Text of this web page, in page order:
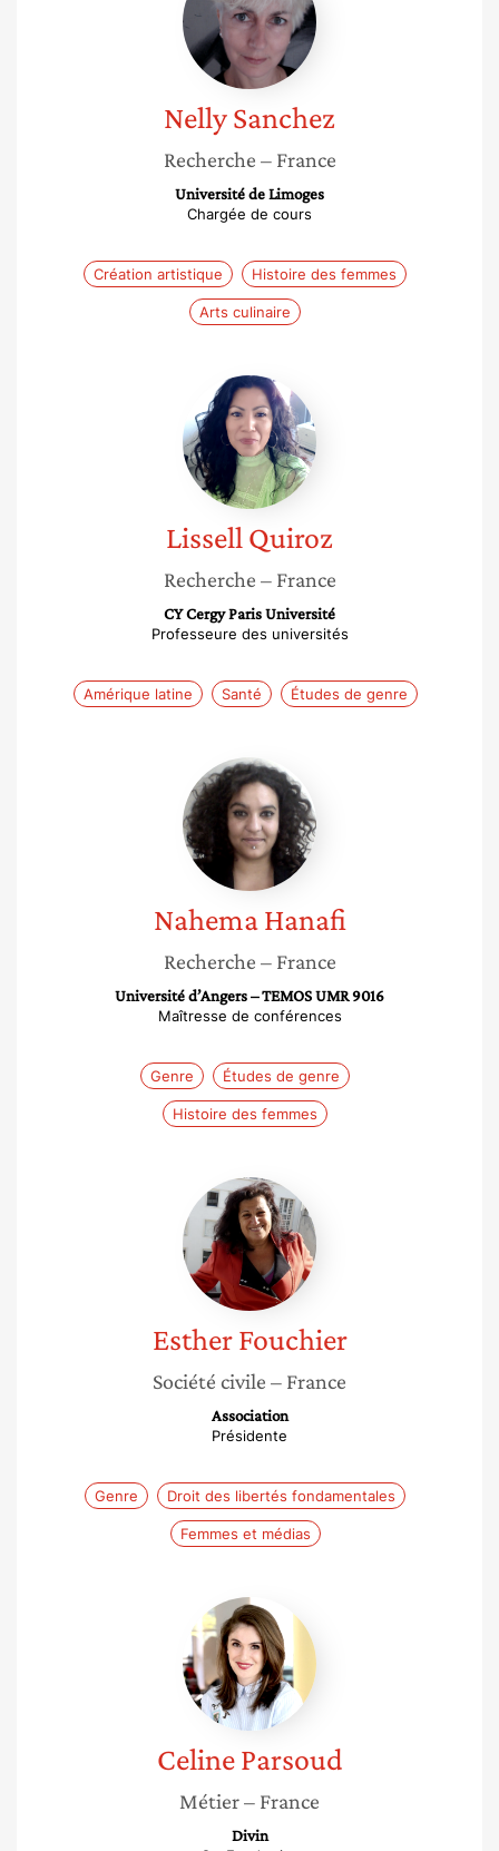
NellySanchez
Recherche – France
Université de Limoges
Chargée de cours
Création artistique Histoire des femmes
Arts culinaire
Lissell
Quiroz
Lissell Quiroz
Recherche – France
CY Cergy Paris Université
Professeure des universités
Amérique latine Santé Études de genre
Nahema
Hanafi
Nahema Hanafi
Recherche – France
Université d’Angers – TEMOS UMR 9016
Maîtresse de conférences
Genre Études de genre
Histoire des femmes
Esther
Fouchier
Esther Fouchier
Société civile – France
Association
Présidente
Genre Droit des libertés fondamentales
Femmes et médias
Celine
Parsoud
Celine Parsoud
Métier– France
Divin